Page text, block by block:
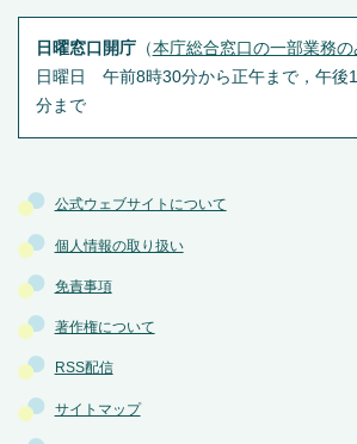
公式ウェブサイトについて
個人情報の取り扱い
免責事項
著作権について
RSS配信
サイトマップ
日曜窓口開庁（本庁総合窓口の一部業務の
日曜日 午前8時30分から正午まで，午後
分まで